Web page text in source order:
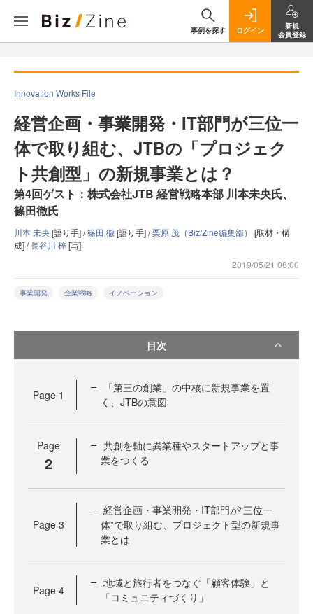
事例を探す ログイン
新規
会員登録
Innovation Works File
経営企画・事業開発・IT部門が三位一
体で取り組む、JTBの「プロジェク
ト共創型」の新規事業とは？
第4回ゲスト：株式会社JTB 経営戦略本部 川本未央氏、
篠田徹氏
川本 未央[語り手] /篠田 徹[語り手] /栗原 茂（Biz/Zine編集部） [取材・構
成] /長谷川 梓[写]
2019/05/21 08:00
事業開発 企業戦略 イノベーション
目次
Page 1
「第三の創業」の中核に新規事業を置
く、JTBの意図
Page
2
共創を軸に異業種やスタートアップと事
業をつくる
Page 3
経営企画・事業開発・IT部門が“三位一
体”で取り組む、プロジェクト型の新規事
業とは
Page 4
地域と旅行者をつなぐ「顧客体験」と
「コミュニティづくり」